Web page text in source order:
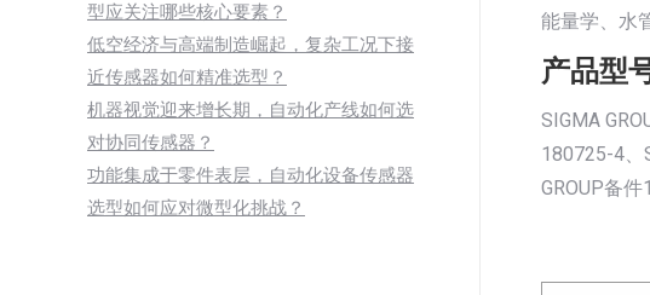
能量学、水
产品型
SIGMA
180725-4、
GROUP备
型应关注哪些核心要素？
低空经济与高端制造崛起，复杂工况下接
近传感器如何精准选型？
机器视觉迎来增长期，自动化产线如何选
对协同传感器？
功能集成于零件表层，自动化设备传感器
选型如何应对微型化挑战？